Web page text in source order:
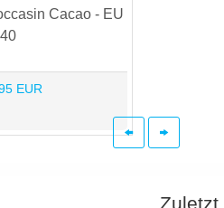
Cacao - EU
40
EUR
Zuletzt